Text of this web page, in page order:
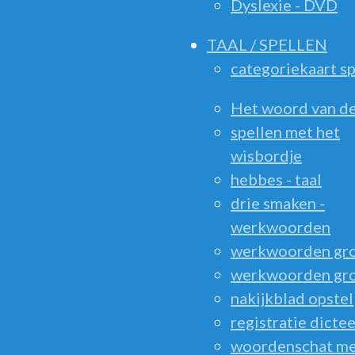
Dyslexie - DVD
TAAL / SPELLEN
categoriekaart
Het woord van
spellen met het
wisbordje
hebbes - taal
drie smaken -
werkwoorden
werkwoorden
werkwoorden
nakijkblad opstel
registratie dictee
woordenschat